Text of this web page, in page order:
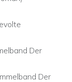
Der
Der